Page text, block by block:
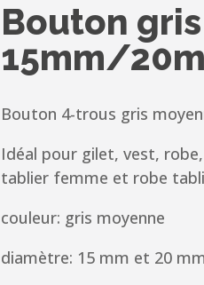
Bouton
15mm/
Bouton 4-trous gris
Idéal pour gilet, vest,
tablier femme et robe
couleur: gris moyenne
diamètre: 15 mm et 20